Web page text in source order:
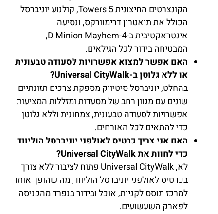
הקונצרטים החיצונית 5 Towers, קולנוע יוניברסל
הכולל את תיאטרון דרימוורקס, ונסיעה
אינטראקטיבית ב-4-D Minion Mayhem,
המבטיחה בידור לכל הגילאים.
האם אפשר למצוא אפשרויות לסעודה טבעונית
או ללא גלוטן ב-Universal CityWalk?
בהחלט, יוניברסל סיטיווק מספקת צרכים תזונתיים
שונים עם מגוון רחב של מסעדות ומזללות המציעות
אפשרויות לסעודה טבעונית, צמחונית וללא גלוטן
כדי להתאים לכל האורחים.
האם אני צריך כרטיס לאולפני יוניברסל הוליווד
כדי לחוות את Universal CityWalk?
לא, Universal CityWalk פתוח לציבור ללא צורך
בכרטיס לאולפני יוניברסל הוליווד, מה שהופך אותו
למרכז תוסס לקניות, אוכל ובידור בנפרד מהכניסה
לפארק השעשועים.